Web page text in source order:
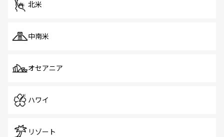
北米
中南米
オセアニア
ハワイ
リゾート